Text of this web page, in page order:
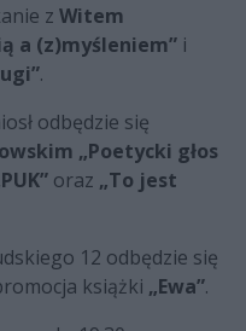
z Witem
a (z)myśleniem” i
.
odbędzie się
„Poetycki głos
oraz „To jest
12 odbędzie się
książki „Ewa”.